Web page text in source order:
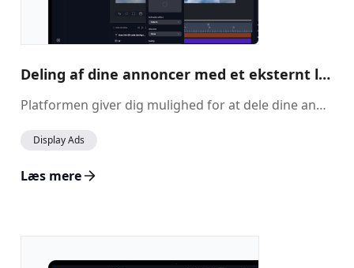
Deling af dine annoncer med et eksternt link
Platformen giver dig mulighed for at dele dine annoncer med eksterne interessenter via et sikkert link. Du kan også tilføje en adgangskode for ekstra sikkerhed, så kun autoriserede seere kan få adgang til din annonce.
Display Ads
Læs mere